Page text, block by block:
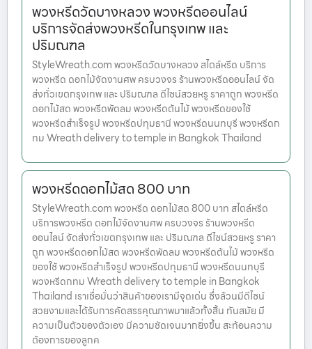
พวงหรีดวัดบางหลวง พวงหรีดออนไลน์
บริการจัดส่งพวงหรีดในกรุงเทพ และ
ปริมณฑล
StyleWreath.com พวงหรีดวัดบางหลวง สไตล์หรีด บริการ
พวงหรีด ดอกไม้จัดงานศพ ครบวงจร ร้านพวงหรีดออนไลน์ จัด
ส่งทั่วเขตกรุงเทพ และ ปริมณฑล ดีไซน์สวยหรู ราคาถูก พวงหรีด
ดอกไม้สด พวงหรีดพัดลม พวงหรีดต้นไม้ พวงหรีดของใช้
พวงหรีดสำเร็จรูป พวงหรีดปทุมธานี พวงหรีดนนทบุรี พวงหรีดก
ทม Wreath delivery to temple in Bangkok Thailand
พวงหรีดดอกไม้สด 800 บาท
StyleWreath.com พวงหรีด ดอกไม้สด 800 บาท สไตล์หรีด
บริการพวงหรีด ดอกไม้จัดงานศพ ครบวงจร ร้านพวงหรีด
ออนไลน์ จัดส่งทั่วเขตกรุงเทพ และ ปริมณฑล ดีไซน์สวยหรู ราคา
ถูก พวงหรีดดอกไม้สด พวงหรีดพัดลม พวงหรีดต้นไม้ พวงหรีด
ของใช้ พวงหรีดสำเร็จรูป พวงหรีดปทุมธานี พวงหรีดนนทบุรี
พวงหรีดกทม Wreath delivery to temple in Bangkok
Thailand เราเชื่อมั่นว่าสินค้าของเรามีจุดเด่น ซึ่งล้วนมีดีไซน์
สวยงามและได้รับการคัดสรรคุณภาพมาแล้วทั้งสิ้น ทันสมัย มี
ความเป็นตัวของตัวเอง มีความชัดเจนมากยิ่งขึ้น สะท้อนความ
ต้องการของลูกค